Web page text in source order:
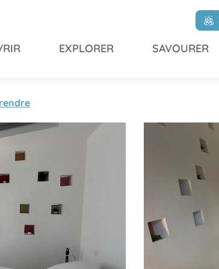
EXPLORER SAVOURER